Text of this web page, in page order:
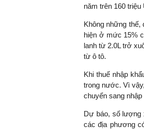
năm trên 160
Không những thế,
hiện ở mức 15%
lanh từ 2.0L trở
từ ô tô.
Khi thuế nhập
trong nước. Vì
chuyển sang
Dự báo, số lượng
các địa phương